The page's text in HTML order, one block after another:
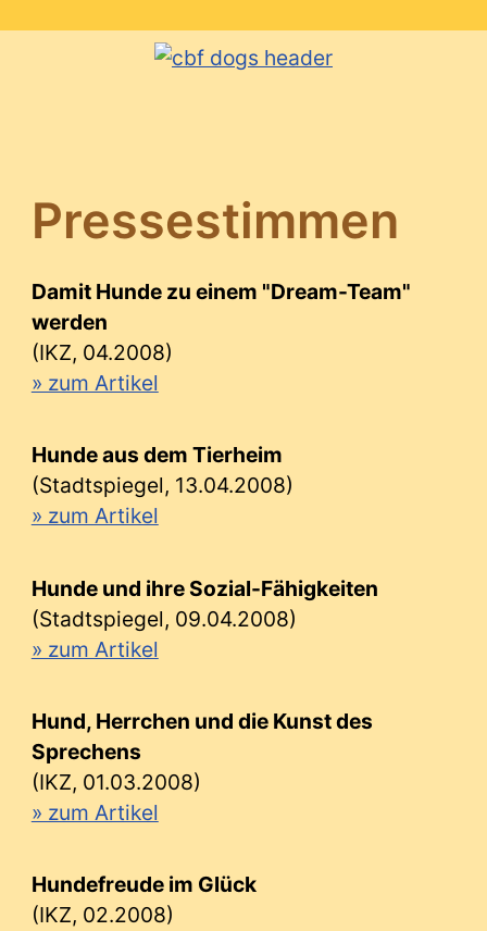
Pressestimmen
Damit Hunde zu einem "Dream-Team"
werden
(IKZ, 04.2008)
» zum Artikel
Hunde aus dem Tierheim
(Stadtspiegel, 13.04.2008)
» zum Artikel
Hunde und ihre Sozial-Fähigkeiten
(Stadtspiegel, 09.04.2008)
» zum Artikel
Hund, Herrchen und die Kunst des
Sprechens
(IKZ, 01.03.2008)
» zum Artikel
Hundefreude im Glück
(IKZ, 02.2008)